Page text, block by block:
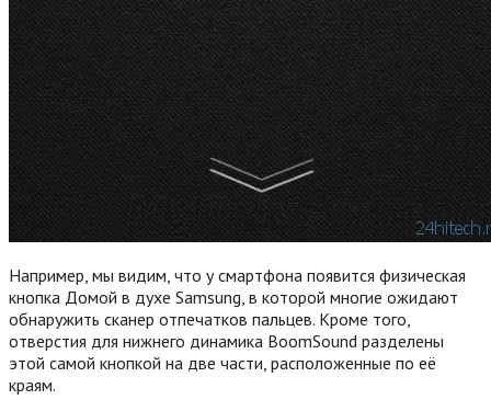
Например, мы видим, что у смартфона появится физическая
кнопка Домой в духе Samsung, в которой многие ожидают
обнаружить сканер отпечатков пальцев. Кроме того,
отверстия для нижнего динамика BoomSound разделены
этой самой кнопкой на две части, расположенные по её
краям.